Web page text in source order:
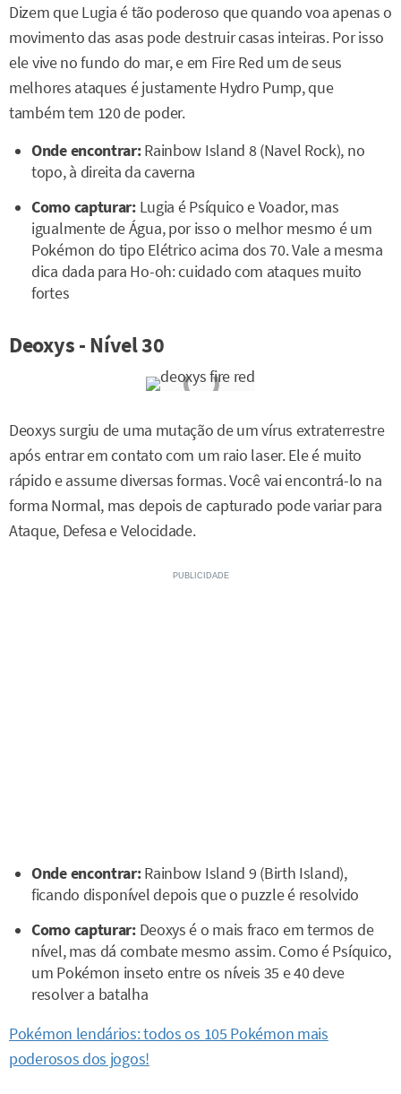
Dizem que Lugia é tão poderoso que quando voa apenas o
movimento das asas pode destruir casas inteiras. Por isso
ele vive no fundo do mar, e em Fire Red um de seus
melhores ataques é justamente Hydro Pump, que
também tem 120 de poder.
Onde encontrar:Rainbow Island 8 (Navel Rock), no
topo, à direita da caverna
Como capturar: Lugia é Psíquico e Voador, mas
igualmente de Água, por isso o melhor mesmo é um
Pokémon do tipo Elétrico acima dos 70. Vale a mesma
dica dada para Ho-oh: cuidado com ataques muito
fortes
Deoxys - Nível 30
Deoxys surgiu de uma mutação de um vírus extraterrestre
após entrar em contato com um raio laser. Ele é muito
rápido e assume diversas formas. Você vai encontrá-lo na
forma Normal, mas depois de capturado pode variar para
Ataque, Defesa e Velocidade.
Onde encontrar:Rainbow Island 9 (Birth Island),
ficando disponível depois que o puzzle é resolvido
Como capturar: Deoxys é o mais fraco em termos de
nível, mas dá combate mesmo assim. Como é Psíquico,
um Pokémon inseto entre os níveis 35 e 40 deve
resolver a batalha
Pokémon lendários: todos os 105 Pokémon mais
poderosos dos jogos!